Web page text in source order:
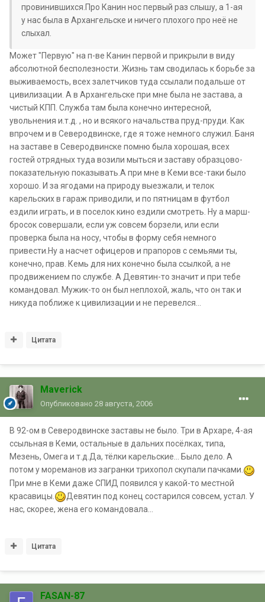
провинившихся.Про Канин нос первый раз слышу, а 1-ая
у нас была в Архангельске и ничего плохого про неё не
слыхал.
Может "Первую" на п-ве Канин первой и прикрыли в виду
абсолютной бесполезности. Жизнь там сводилась к борьбе за
выживаемость, всех залетчиков туда ссылали подальше от
цивилизации. А в Архангельске при мне была не застава, а
чистый КПП. Служба там была конечно интересной,
увольнения и.т.д. , но и всякого начальства пруд-пруди. Как
впрочем и в Северодвинске, где я тоже немного служил. Баня
на заставе в Северодвинске помню была хорошая, всех
гостей отрядных туда возили мыться и заставу образцово-
показательную показывать.А при мне в Кеми все-таки было
хорошо. И за ягодами на природу выезжали, и телок
карельских в гараж приводили, и по пятницам в футбол
ездили играть, и в поселок кино ездили смотреть. Ну а марш-
бросок совершали, если уж совсем борзели, или если
проверка была на носу, чтобы в форму себя немного
привести.Ну а насчет офицеров и прапоров с семьями ты,
конечно, прав. Кемь для них конечно была ссылкой, а не
продвижением по службе. А Девятин-то значит и при тебе
командовал. Мужик-то он был неплохой, жаль, что он так и
никуда поближе к цивилизации и не перевелся...
Цитата
Maverick
Опубликовано 28 августа, 2006
В 92-ом в Северодвинске заставы не было. Три в Архаре, 4-ая
ссыльная в Кеми, остальные в дальних посёлках, типа,
Мезень, Омега и т.д.Да, тёлки карельские... Было дело. А
потом у мореманов из загранки трихопол скупали пачками.
При мне в Кеми даже СПИД появился у какой-то местной
красавицы.
Девятин под конец состарился совсем, устал. У
нас, скорее, жена его командовала...
Цитата
FASAN-87